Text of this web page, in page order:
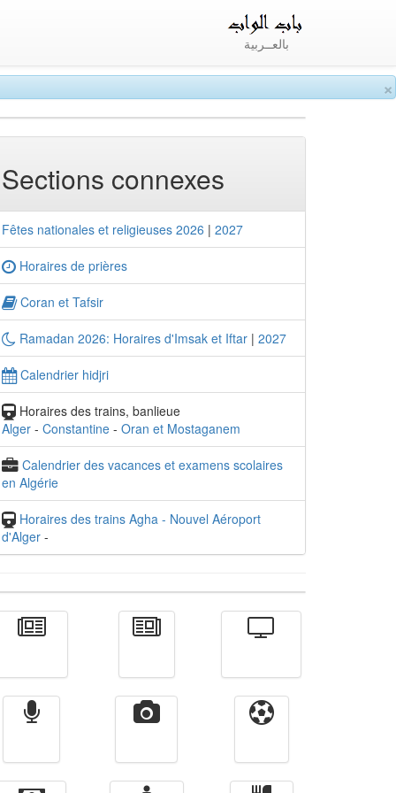
×
بالعــربية
Sections connexes
Fêtes nationales et religieuses 2026 | 2027
Horaires de prières
Coran et Tafsir
Ramadan 2026: Horaires d'Imsak et Iftar | 2027
Calendrier hidjri
Horaires des trains, banlieue
Alger - Constantine - Oran et Mostaganem
Calendrier des vacances et examens scolaires
en Algérie
Horaires des trains Agha - Nouvel Aéroport
d'Alger -